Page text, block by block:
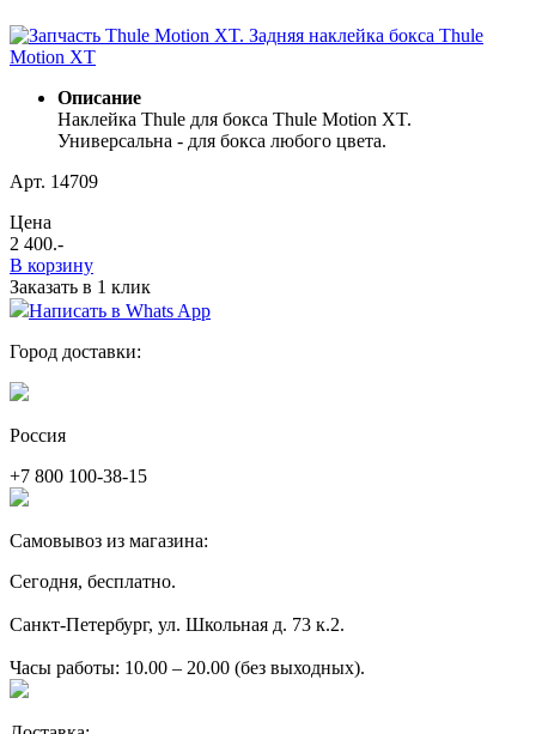
Описание
Наклейка Thule для бокса Thule Motion XT.
Универсальна - для бокса любого цвета.
Арт. 14709
Цена
2 400.-
В корзину
Заказать в 1 клик
Написать в Whats App
Город доставки:
Россия
+7 800 100-38-15
Самовывоз из магазина:
Сегодня, бесплатно.
Санкт-Петербург, ул. Школьная д. 73 к.2.
Часы работы: 10.00 – 20.00 (без выходных).